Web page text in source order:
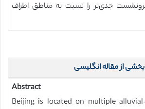
جدی‌تر را نسبت به مناطق اطراف
بخشی از مقاله انگلیسی
Abstract
Beijing is located on multiple